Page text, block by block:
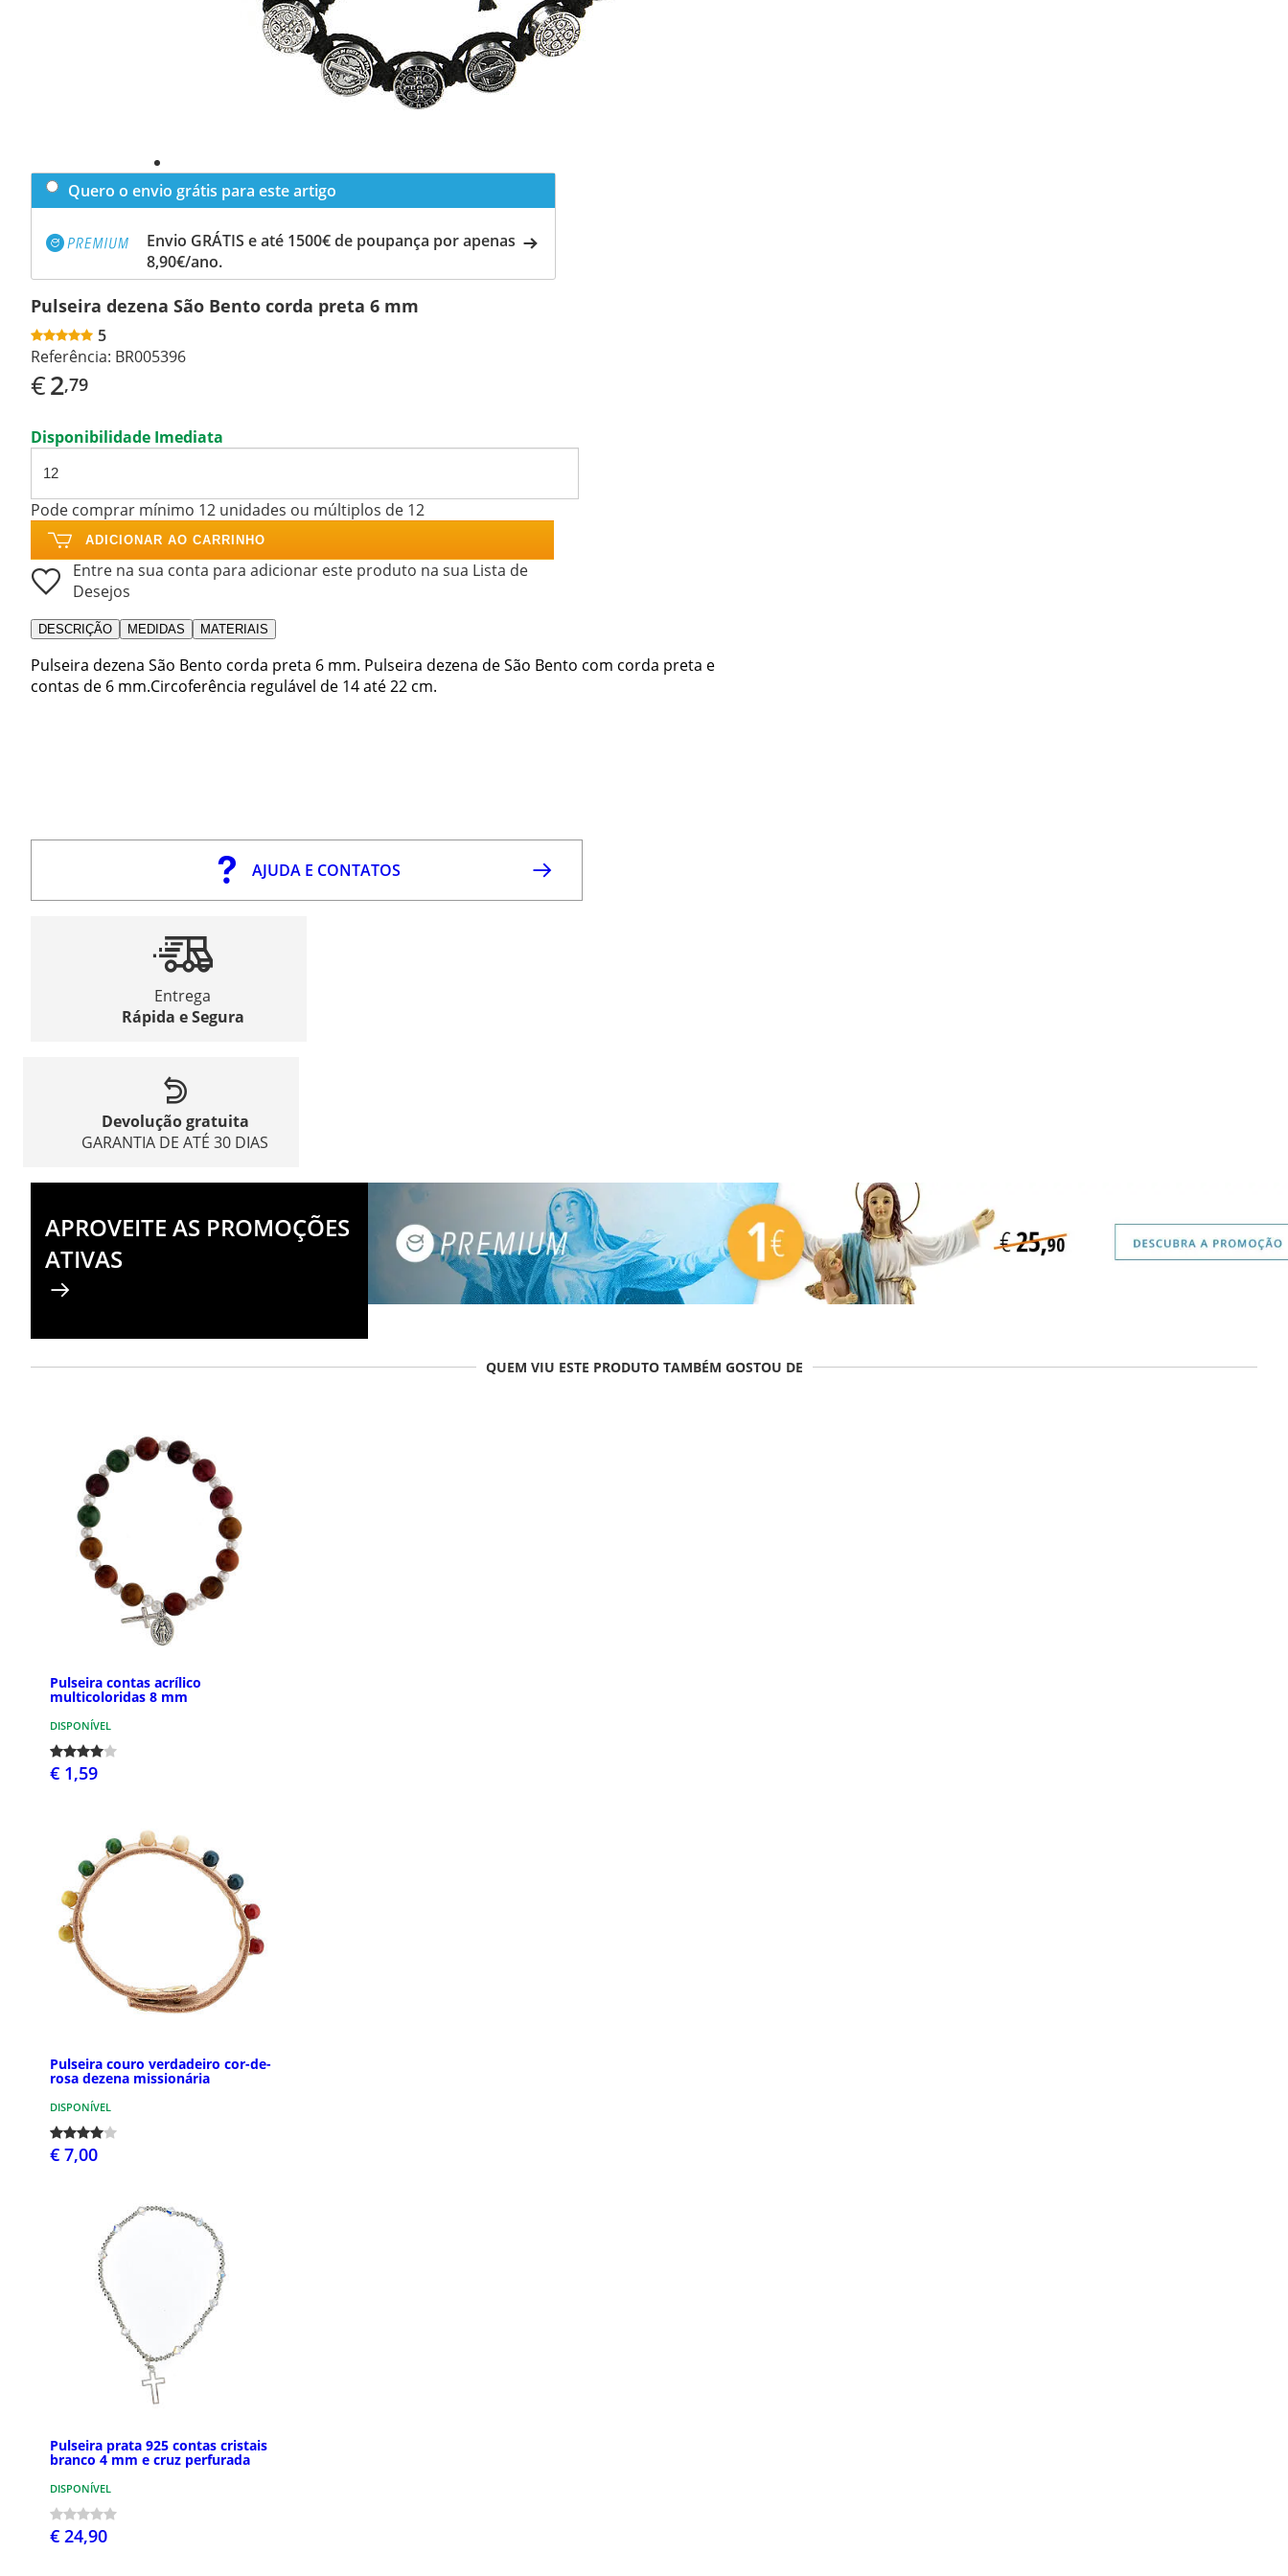
Quero o envio grátis para este artigo
Envio GRÁTIS e até 1500€ de poupança por apenas
8,90€/ano.
Pulseira dezena São Bento corda preta 6 mm
5
Referência: BR005396
€2,79
Disponibilidade Imediata
Pode comprar mínimo 12 unidades ou múltiplos de 12
ADICIONAR AO CARRINHO
Entre na sua conta para adicionar este produto na sua Lista de
Desejos
DESCRIÇÃO MEDIDAS MATERIAIS
Pulseira dezena São Bento corda preta 6 mm. Pulseira dezena de São Bento com corda preta e
contas de 6 mm.Circoferência regulável de 14 até 22 cm.
AJUDA E CONTATOS
Entrega
Rápida e Segura
Devolução gratuita
GARANTIA DE ATÉ 30 DIAS
APROVEITE AS PROMOÇÕES
ATIVAS
QUEM VIU ESTE PRODUTO TAMBÉM GOSTOU DE
Pulseira contas acrílico
multicoloridas 8 mm
DISPONÍVEL
€ 1,59
Pulseira couro verdadeiro cor-de-
rosa dezena missionária
DISPONÍVEL
€ 7,00
Pulseira prata 925 contas cristais
branco 4 mm e cruz perfurada
DISPONÍVEL
€ 24,90